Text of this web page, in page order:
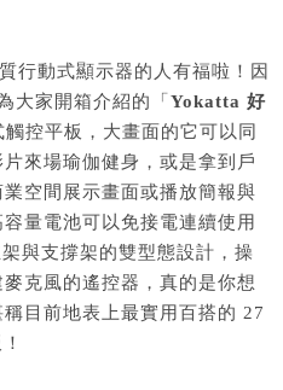
行動式顯示器的人有福啦！因
大家開箱介紹的「 Yokatta 好
控平板，大畫面的它可以同
來場瑜伽健身，或是拿到戶
空間展示畫面或播放簡報與
量電池可以免接電連續使用
與支撐架的雙型態設計，操
克風的遙控器，真的是你想
目前地表上最實用百搭的 27